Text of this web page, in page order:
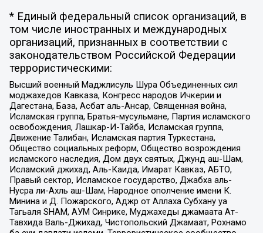
* Единый федеральный список организаций, в
том числе иностранных и международных
организаций, признанных в соответствии с
законодательством Российской Федерации
террористическими:
Высший военный Маджлисуль Шура Объединенных сил
моджахедов Кавказа, Конгресс народов Ичкерии и
Дагестана, База, Асбат аль-Ансар, Священная война,
Исламская группа, Братья-мусульмане, Партия исламского
освобождения, Лашкар-И-Тайба, Исламская группа,
Движение Талибан, Исламская партия Туркестана,
Общество социальных реформ, Общество возрождения
исламского наследия, Дом двух святых, Джунд аш-Шам,
Исламский джихад, Аль-Каида, Имарат Кавказ, АБТО,
Правый сектор, Исламское государство, Джабха аль-
Нусра ли-Ахль аш-Шам, Народное ополчение имени К.
Минина и Д. Пожарского, Аджр от Аллаха Субхану уа
Тагьаля SHAM, АУМ Синрике, Муджахеды джамаата Ат-
Тавхида Валь-Джихад, Чистопольский Джамаат, Рохнамо